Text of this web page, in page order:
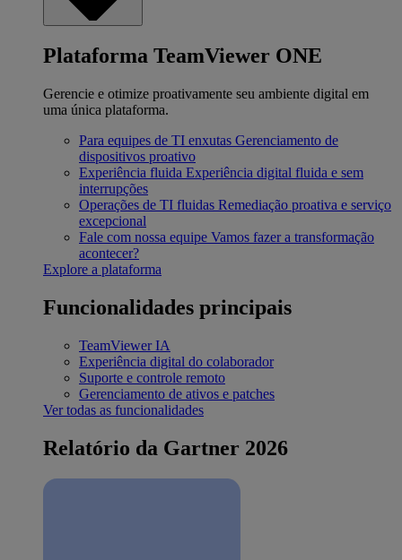
Plataforma TeamViewer ONE
Gerencie e otimize proativamente seu ambiente digital em
uma única plataforma.
Para equipes de TI enxutas Gerenciamento de
dispositivos proativo
Experiência fluida Experiência digital fluida e sem
interrupções
Operações de TI fluidas Remediação proativa e serviço
excepcional
Fale com nossa equipe Vamos fazer a transformação
acontecer?
Explore a plataforma
Funcionalidades principais
TeamViewer IA
Experiência digital do colaborador
Suporte e controle remoto
Gerenciamento de ativos e patches
Ver todas as funcionalidades
Relatório da Gartner 2026